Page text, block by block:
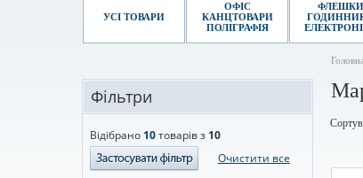
УСІ ТОВАРИ
ОФІС
КАНЦТОВАРИ
ПОЛІГРАФІЯ
ФЛЕШКИ
Головна
Фільтри
Відібрано 10товарів з 10
Очистити все